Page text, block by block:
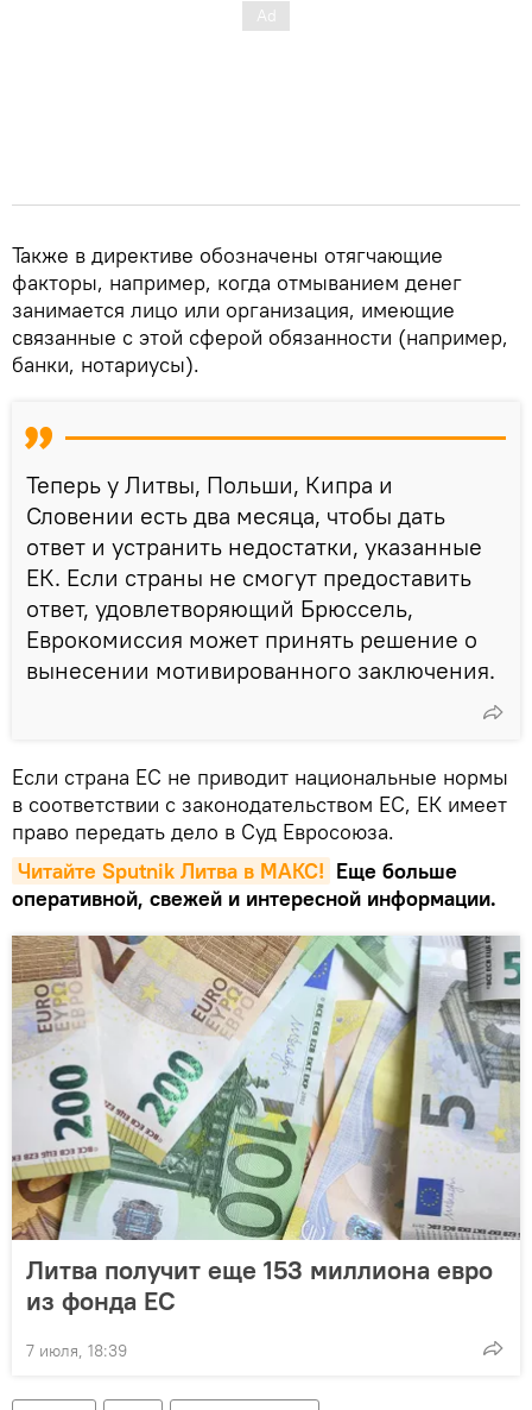
Также в директиве обозначены отягчающие
факторы, например, когда отмыванием денег
занимается лицо или организация, имеющие
связанные с этой сферой обязанности (например,
банки, нотариусы).
Теперь у Литвы, Польши, Кипра и
Словении есть два месяца, чтобы дать
ответ и устранить недостатки, указанные
ЕК. Если страны не смогут предоставить
ответ, удовлетворяющий Брюссель,
Еврокомиссия может принять решение о
вынесении мотивированного заключения.
Если страна ЕС не приводит национальные нормы
в соответствии с законодательством ЕС, ЕК имеет
право передать дело в Суд Евросоюза.
Читайте Sputnik Литва в MAКС! Еще больше
оперативной, свежей и интересной информации.
Литва получит еще 153 миллиона евро
из фонда ЕС
7 июля, 18:39